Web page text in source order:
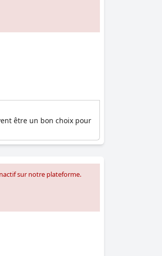
être un bon choix pour
sur notre plateforme.